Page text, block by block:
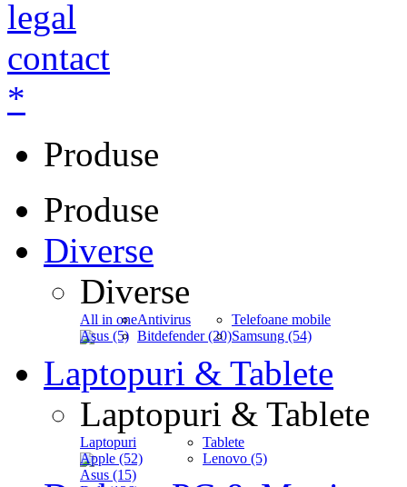
legal
contact
*
Produse
Produse
Diverse
Diverse
All in one
Asus (5)
Antivirus
Bitdefender (20)
Telefoane mobile
Samsung (54)
Laptopuri & Tablete
Laptopuri & Tablete
Laptopuri
Apple (52)
Asus (15)
Tablete
Lenovo (5)